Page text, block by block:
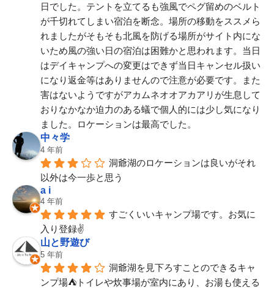
日でした。テントを立てるも強風でペグ留めのベルト
が千切れてしまい宿泊を断念。場所の移動をススメら
れましたがそもそも北風を防げる場所がサイト内にな
いため風の強い日の宿泊は困難かと思われます。当日
はデイキャンプへの変更はできず当日キャンセル扱い
になり返金等はありませんので注意が必要です。また
害はないようですがアカムネオオアカアリが生息して
おりなかなか迫力のある蟻で個人的には少し気になり
ました。ロケーションは最高でした。
中々学
4 年前
洞爺湖のロケーションは良いがそれ
以外は今一歩と思う
a i
4 年前
すごくいいキャンプ場です。お気に
入り登録✌️
山と野遊び
5 年前
洞爺湖を見下ろすことのできるキャ
ンプ場⛺️トイレや炊事場が室内にあり、お湯も使える